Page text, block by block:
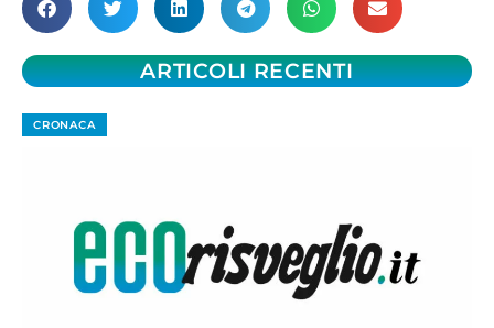
ARTICOLI RECENTI
CRONACA